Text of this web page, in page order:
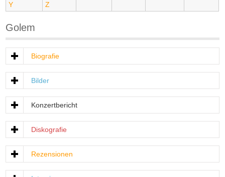
Y
Z
Golem
Biografie
Bilder
Konzertbericht
Diskografie
Rezensionen